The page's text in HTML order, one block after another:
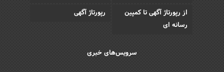
از رپورتاژ آگهی تا کمپین
رسانه ای
رپورتاژ آگهی
سرویس‌های خبری